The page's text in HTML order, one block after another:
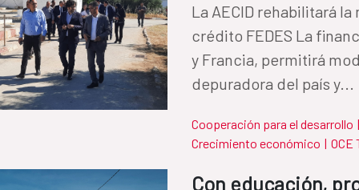
La AECID rehabilitará
crédito FEDES La
y Francia, permitirá
depuradora del país y...
Cooperación para el desarrollo
Crecimiento económico | OCE
Con educación,